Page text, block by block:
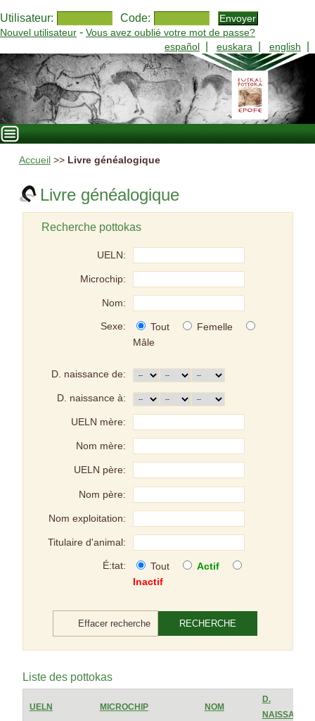
Utilisateur: Code:
Nouvel utilisateur - Vous avez oublié votre mot de passe?
español
euskara english
Accueil >> Livre généalogique
Livre généalogique
Recherche pottokas
UELN:
Microchip:
Nom:
Sexe: Tout
Femelle
Mâle
D. naissance de:
D. naissance à:
UELN mère:
Nom mère:
UELN père:
Nom père:
Nom exploitation:
Titulaire d'animal:
É:tat: Tout
Actif
Inactif
Effacer recherche
Liste des pottokas
UELN MICROCHIP NOM
D.
NAISSANCE